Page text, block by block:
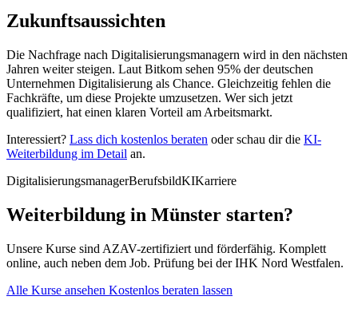
Zukunftsaussichten
Die Nachfrage nach Digitalisierungsmanagern wird in den nächsten
Jahren weiter steigen. Laut Bitkom sehen 95% der deutschen
Unternehmen Digitalisierung als Chance. Gleichzeitig fehlen die
Fachkräfte, um diese Projekte umzusetzen. Wer sich jetzt
qualifiziert, hat einen klaren Vorteil am Arbeitsmarkt.
Interessiert? Lass dich kostenlos beraten oder schau dir die KI-
Weiterbildung im Detail an.
DigitalisierungsmanagerBerufsbildKIKarriere
Weiterbildung in Münster starten?
Unsere Kurse sind AZAV-zertifiziert und förderfähig. Komplett
online, auch neben dem Job. Prüfung bei der IHK Nord Westfalen.
Alle Kurse ansehen Kostenlos beraten lassen